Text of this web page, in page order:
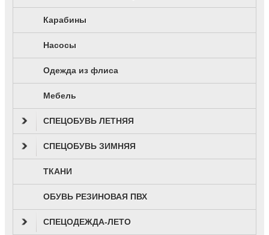
Карабины
Насосы
Одежда из флиса
Мебель
СПЕЦОБУВЬ ЛЕТНЯЯ
СПЕЦОБУВЬ ЗИМНЯЯ
ТКАНИ
ОБУВЬ РЕЗИНОВАЯ ПВХ
СПЕЦОДЕЖДА-ЛЕТО